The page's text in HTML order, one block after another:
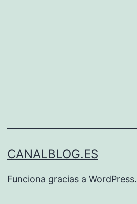
CANALBLOG.ES
Funciona gracias a WordPress.